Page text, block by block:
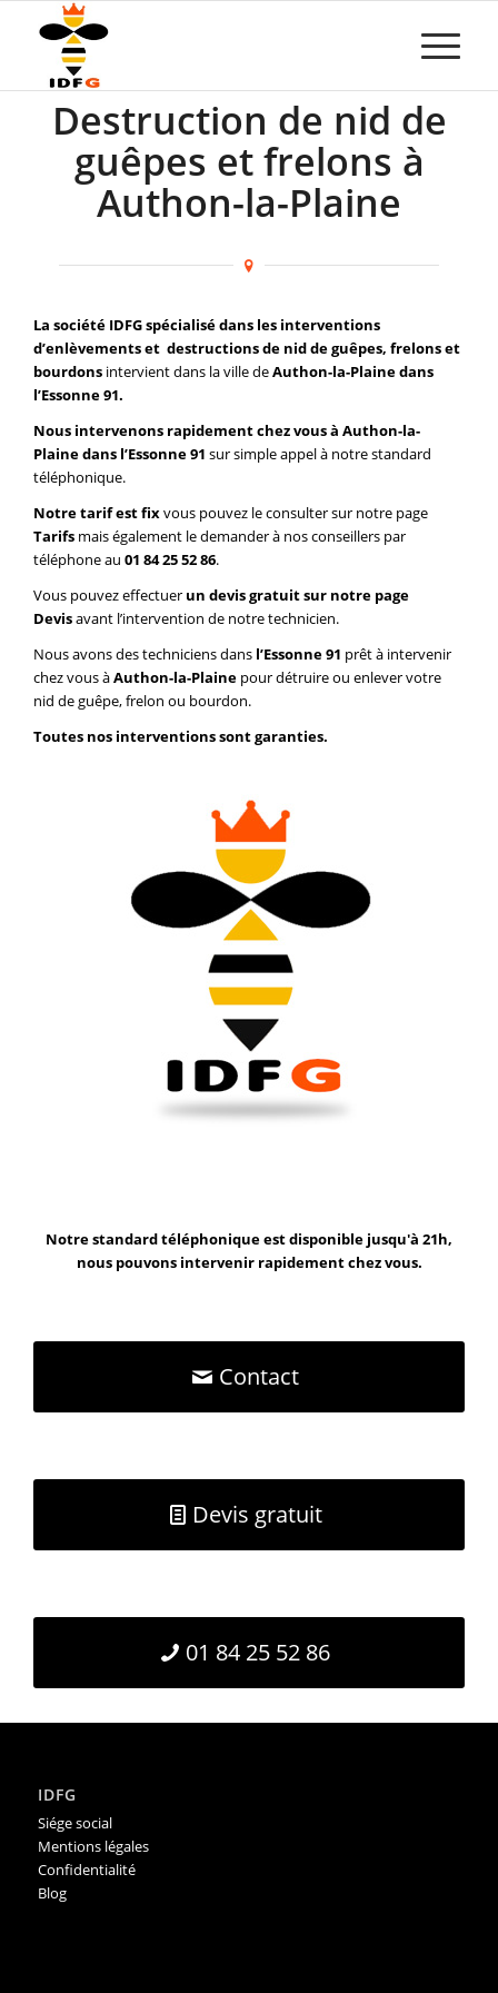
Destruction de nid de
guêpes et frelons à
Authon-la-Plaine
La société IDFG spécialisé dans les interventions
d’enlèvements et destructions de nid de guêpes, frelons et
bourdons intervient dans la ville deAuthon-la-Plaine dans
l’Essonne 91.
Nous intervenons rapidement chez vous à Authon-la-
Plaine dans l’Essonne 91 sur simple appel à notre standard
téléphonique.
Notre tarif est fixvous pouvez le consulter sur notre page
Tarifs mais également le demander à nos conseillers par
téléphone au 01 84 25 52 86.
Vous pouvez effectuer un devis gratuit sur notre page
Devisavant l’intervention de notre technicien.
Nous avons des techniciens dans l’Essonne 91 prêt à intervenir
chez vous àAuthon-la-Plaine pour détruire ou enlever votre
nid de guêpe, frelon ou bourdon.
Toutes nos interventions sont garanties.
Notre standard téléphonique est disponible jusqu'à 21h,
nous pouvons intervenir rapidement chez vous.
Contact
Devis gratuit
01 84 25 52 86
IDFG
Siége social
Mentions légales
Confidentialité
Blog